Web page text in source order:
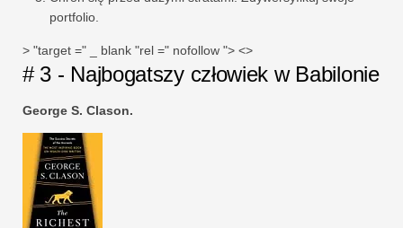
portfolio.
> "target =" _ blank "rel =" nofollow "> <>
# 3 - Najbogatszy człowiek w Babilonie
George S. Clason.